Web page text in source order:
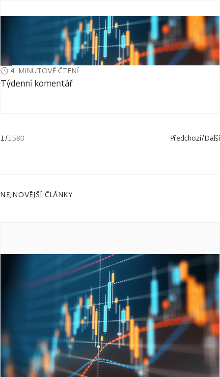
4-MINUTOVÉ ČTENÍ
Týdenní komentář
1/1580 Předchozí/Další
NEJNOVĚJŠÍ ČLÁNKY